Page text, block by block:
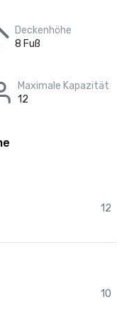
Deckenhöhe
8 Fuß
Maximale Kapazität
12
12
10